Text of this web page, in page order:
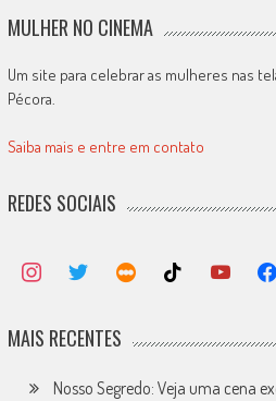
MULHER NO CINEMA
Um site para celebrar as mulheres nas
Pécora.
Saiba mais e entre em contato
REDES SOCIAIS
MAIS RECENTES
Nosso Segredo: Veja uma cena